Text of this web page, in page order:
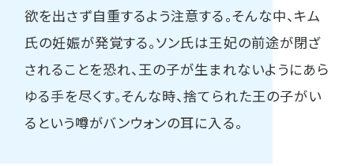
欲を出さず自重するよう注意する。そんな中、キム
氏の妊娠が発覚する。ソン氏は王妃の前途が閉ざ
されることを恐れ、王の子が生まれないようにあら
ゆる手を尽くす。そんな時、捨てられた王の子がい
るという噂がバンウォンの耳に入る。